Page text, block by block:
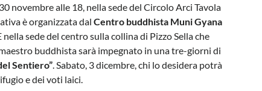
novembre alle 18, nella sede del Circolo Arci Tavola
è organizzata dalCentro buddhista Muni Gyana
sede del centro sulla collina di Pizzo Sella che
buddhista sarà impegnato in una tre-giorni di
Sentiero” . Sabato, 3 dicembre, chi lo desidera potrà
e dei voti laici.